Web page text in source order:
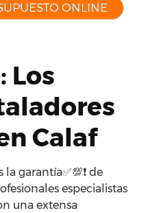
ONLINE
Los
Calaf
la garantía✅💯❗ de
especialistas
una extensa